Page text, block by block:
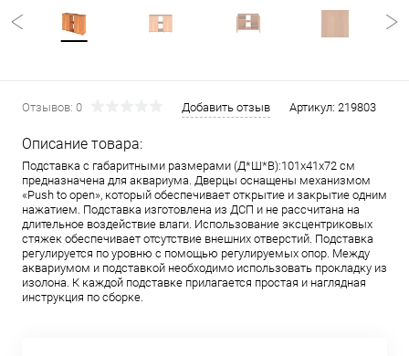
Отзывов: 0 Добавить отзыв Артикул: 219803
Описание товара:
Подставка с габаритными размерами (Д*Ш*В):101x41x72 см
предназначена для аквариума. Дверцы оснащены механизмом
«Push to open», который обеспечивает открытие и закрытие одним
нажатием. Подставка изготовлена из ДСП и не рассчитана на
длительное воздействие влаги. Использование эксцентриковых
стяжек обеспечивает отсутствие внешних отверстий. Подставка
регулируется по уровню с помощью регулируемых опор. Между
аквариумом и подставкой необходимо использовать прокладку из
изолона. К каждой подставке прилагается простая и наглядная
инструкция по сборке.